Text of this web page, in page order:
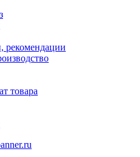
рекомендации
товара